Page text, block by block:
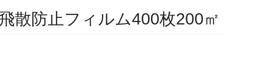
散防止フィルム400枚200㎡